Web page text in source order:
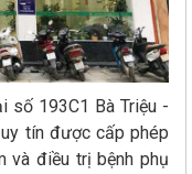
số 193C1 Bà Triệu -
tín được cấp phép
và điều trị bệnh phụ